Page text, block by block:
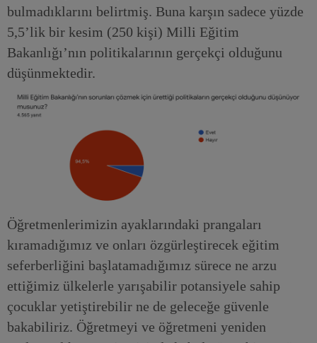
bulmadıklarını belirtmiş. Buna karşın sadece yüzde
5,5’lik bir kesim (250 kişi) Milli Eğitim
Bakanlığı’nın politikalarının gerçekçi olduğunu
düşünmektedir.
Öğretmenlerimizin ayaklarındaki prangaları
kıramadığımız ve onları özgürleştirecek eğitim
seferberliğini başlatamadığımız sürece ne arzu
ettiğimiz ülkelerle yarışabilir potansiyele sahip
çocuklar yetiştirebilir ne de geleceğe güvenle
bakabiliriz. Öğretmeyi ve öğretmeni yeniden